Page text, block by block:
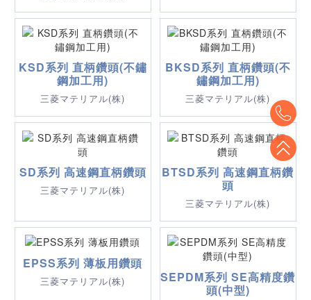
KSD系列 直柄鑽頭(不鏽
鋼加工用)
三菱マテリアル(株)
BKSD系列 直柄鑽頭(不
鏽鋼加工用)
三菱マテリアル(株)
SD系列 高速鋼直柄鑽頭
三菱マテリアル(株)
BTSD系列 高速鋼直柄鑽
頭
三菱マテリアル(株)
EPSS系列 薄板用鑽頭
三菱マテリアル(株)
SEPDM系列 SE高精度鑽
頭(中型)